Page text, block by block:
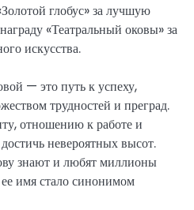
глобус» за лучшую
«Театральный оковы» за
искусства.
— это путь к успеху,
трудностей и преград.
отношению к работе и
невероятных высот.
знают и любят миллионы
имя стало синонимом